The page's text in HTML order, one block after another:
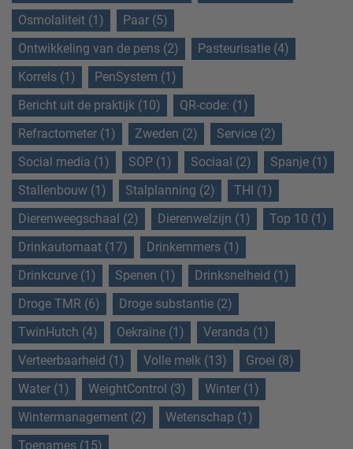
Osmolaliteit (1)
Paar (5)
Ontwikkeling van de pens (2)
Pasteurisatie (4)
Korrels (1)
PenSystem (1)
Bericht uit de praktijk (10)
QR-code: (1)
Refractometer (1)
Zweden (2)
Service (2)
Social media (1)
SOP (1) Sociaal (2)
Spanje (1)
Stallenbouw (1)
Stalplanning (2)
THI (1)
Dierenweegschaal (2)
Dierenwelzijn (1)
Top 10 (1)
Drinkautomaat (17)
Drinkemmers (1)
Drinkcurve (1)
Spenen (1)
Drinksnelheid (1)
Droge TMR (6)
Droge substantie (2)
TwinHutch (4)
Oekraïne (1)
Veranda (1)
Verteerbaarheid (1)
Volle melk (13)
Groei (8)
Water (1)
WeightControl (3)
Winter (1)
Wintermanagement (2)
Wetenschap (1)
Toenames (15)